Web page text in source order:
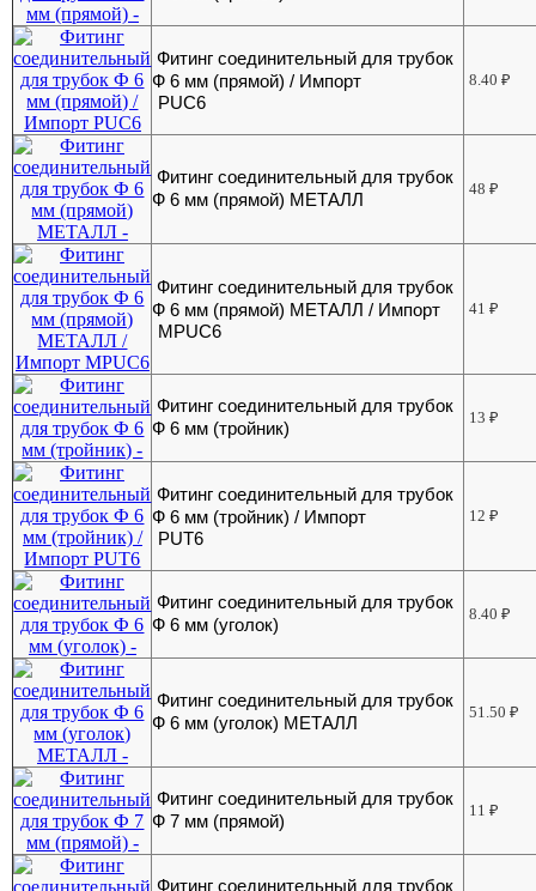
Фитинг соединительный для трубок
Ф 6 мм (прямой) / Импорт
PUC6
8.40₽
Фитинг соединительный для трубок
Ф 6 мм (прямой) МЕТАЛЛ
48₽
Фитинг соединительный для трубок
Ф 6 мм (прямой) МЕТАЛЛ / Импорт
MPUC6
41₽
Фитинг соединительный для трубок
Ф 6 мм (тройник)
13₽
Фитинг соединительный для трубок
Ф 6 мм (тройник) / Импорт
PUT6
12₽
Фитинг соединительный для трубок
Ф 6 мм (уголок)
8.40₽
Фитинг соединительный для трубок
Ф 6 мм (уголок) МЕТАЛЛ
51.50₽
Фитинг соединительный для трубок
Ф 7 мм (прямой)
11₽
Фитинг соединительный для трубок